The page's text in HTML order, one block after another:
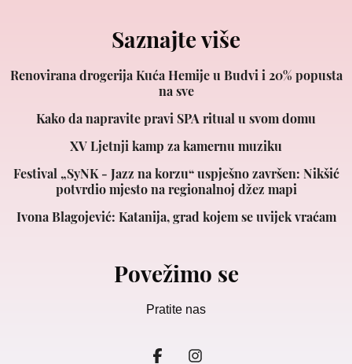
Saznajte više
Renovirana drogerija Kuća Hemije u Budvi i 20% popusta
na sve
Kako da napravite pravi SPA ritual u svom domu
XV Ljetnji kamp za kamernu muziku
Festival „SyNK - Jazz na korzu“ uspješno završen: Nikšić
potvrdio mjesto na regionalnoj džez mapi
Ivona Blagojević: Katanija, grad kojem se uvijek vraćam
Povežimo se
Pratite nas